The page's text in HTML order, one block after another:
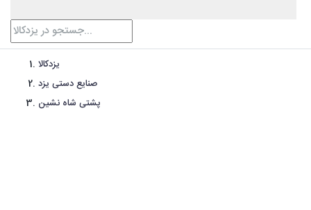
یزدکالا
صنایع دستی یزد
پشتی شاه نشین